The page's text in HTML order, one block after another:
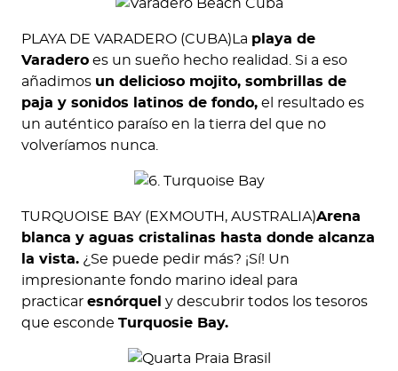
PLAYA DE VARADERO (CUBA)La playa de
Varadero es un sueño hecho realidad. Si a eso
añadimos un delicioso mojito, sombrillas de
paja y sonidos latinos de fondo, el resultado es
un auténtico paraíso en la tierra del que no
volveríamos nunca.
TURQUOISE BAY (EXMOUTH, AUSTRALIA)Arena
blanca y aguas cristalinas hasta donde alcanza
la vista. ¿Se puede pedir más? ¡Sí! Un
impresionante fondo marino ideal para
practicar esnórquel y descubrir todos los tesoros
que esconde Turquosie Bay.